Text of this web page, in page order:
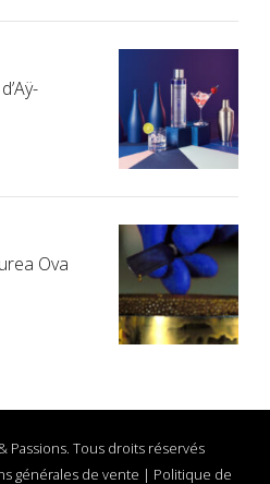
Ova
Passions. Tous droits réservés
générales de vente | Politique de